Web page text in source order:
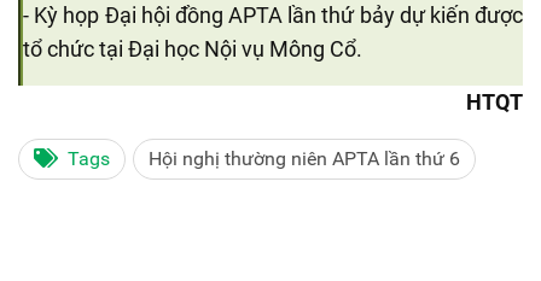
- Kỳ họp Đại hội đồng APTA lần thứ bảy dự kiến được
tổ chức tại Đại học Nội vụ Mông Cổ.
HTQT
Tags Hội nghị thường niên APTA lần thứ 6